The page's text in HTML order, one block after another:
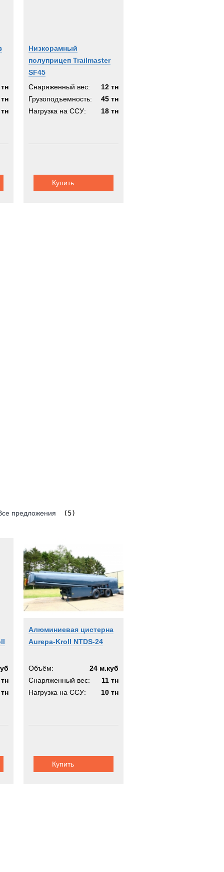
Низкорамный
полуприцеп Trailmaster
SF45
Снаряженный вес:
12 тн
Грузоподъемность:
45 тн
Нагрузка на ССУ:
18 тн
Купить
предложения (5)
Алюминиевая цистерна
Aurepa-Kroll NTDS-24
Объём:
24 м.куб
Снаряженный вес:
11 тн
Нагрузка на ССУ:
10 тн
Купить